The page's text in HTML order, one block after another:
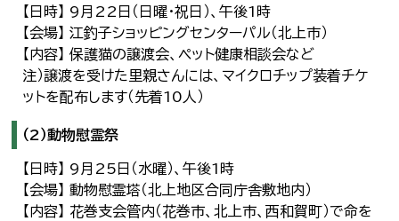
【日時】 9月22日（日曜・祝日）、午後1時
【会場】 江釣子ショッピングセンターパル（北上市）
【内容】 保護猫の譲渡会、ペット健康相談会など
注）譲渡を受けた里親さんには、マイクロチップ装着チケ
ットを配布します（先着10人）
（2）動物慰霊祭
【日時】 9月25日（水曜）、午後1時
【会場】 動物慰霊塔（北上地区合同庁舎敷地内）
【内容】 花巻支会管内（花巻市、北上市、西和賀町）で命を